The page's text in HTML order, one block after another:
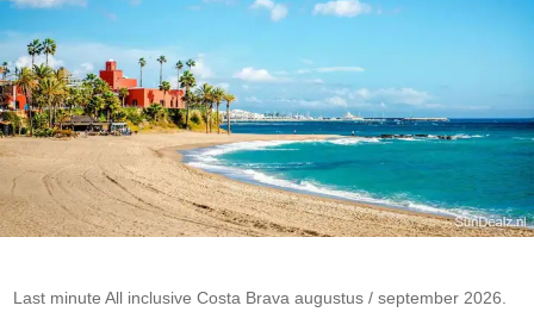
Last minute All inclusive Costa Brava augustus / september 2026.